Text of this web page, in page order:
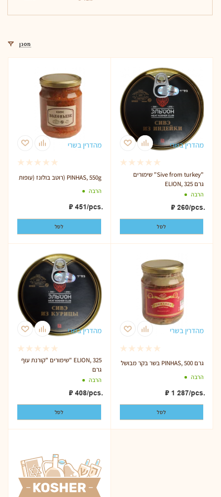
מסנן
מהדרין בשרי
רוטב בולונז (עופות) PINHAS, 550g
הרבה
₽ 451/pcs.
לסל
מהדרין בשרי
שימורים "Sive from turkey"
ELION, 325 גרם
הרבה
₽ 260/pcs.
לסל
מהדרין בשרי
שימורים "קורנת עוף" ELION, 325
גרם
הרבה
₽ 408/pcs.
לסל
מהדרין בשרי
בשר בקר מבושל PINHAS, 500 גרם
הרבה
₽ 1 287/pcs.
לסל